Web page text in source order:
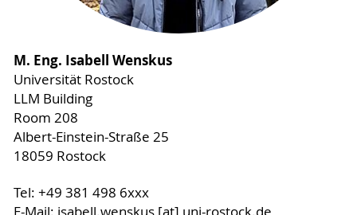
M. Eng. Isabell Wenskus
Universität Rostock
LLM Building
Room 208
Albert-Einstein-Straße 25
18059 Rostock
Tel: +49 381 498 6xxx